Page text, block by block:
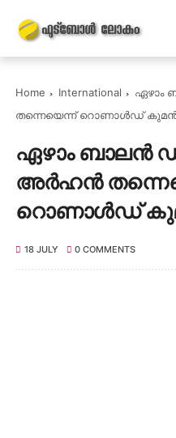
Home International
ഏഴാം
തന്നെയെന്ന് റൊണാൾഡ്
ഏഴാം ബാലൻ
അർഹൻ
റൊണാൾഡ്
18 JULY 0 COMMENTS